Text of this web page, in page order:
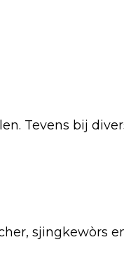
Tevens bij
sjingkewòrs